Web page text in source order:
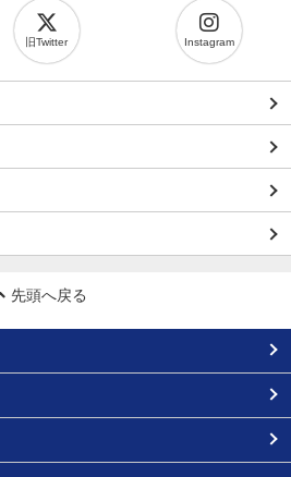
旧Twitter Instagram
先頭へ戻る